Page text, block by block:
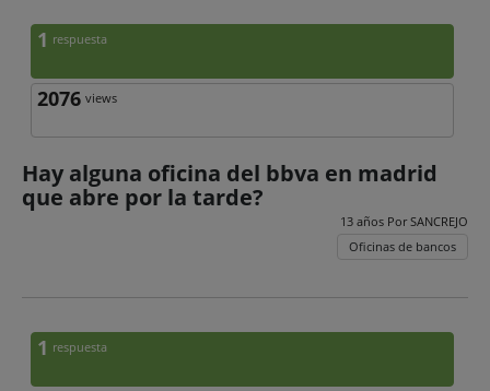
1 respuesta
2076 views
Hay alguna oficina del bbva en madrid
que abre por la tarde?
13 años PorSANCREJO
Oficinas de bancos
1 respuesta